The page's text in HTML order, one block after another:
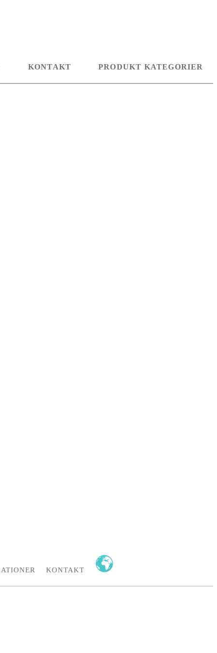
KONTAKT PRODUKT KATEGORIER
KONTAKT